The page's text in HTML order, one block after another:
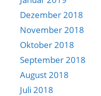
Dezember 2018
November 2018
Oktober 2018
September 2018
August 2018
Juli 2018